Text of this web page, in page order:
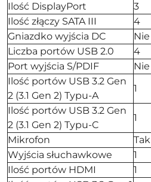
Ilość DisplayPort
3
Ilość złączy SATA III
4
Gniazdko wyjścia DC
Nie
Liczba portów USB 2.0
4
Port wyjścia S/PDIF
Nie
Ilość portów USB 3.2 Gen
2 (3.1 Gen 2) Typu-A
1
Ilość portów USB 3.2 Gen
2 (3.1 Gen 2) Typu-C
1
Mikrofon
Tak
Wyjścia słuchawkowe
1
Ilość portów HDMI
1